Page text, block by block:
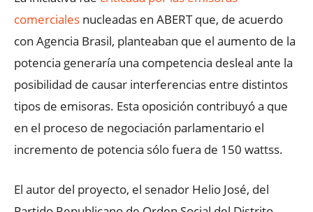
comerciales nucleadas en ABERT que, de acuerdo
con Agencia Brasil, planteaban que el aumento de la
potencia generaría una competencia desleal ante la
posibilidad de causar interferencias entre distintos
tipos de emisoras. Esta oposición contribuyó a que
en el proceso de negociación parlamentario el
incremento de potencia sólo fuera de 150 wattss.
El autor del proyecto, el senador Helio José, del